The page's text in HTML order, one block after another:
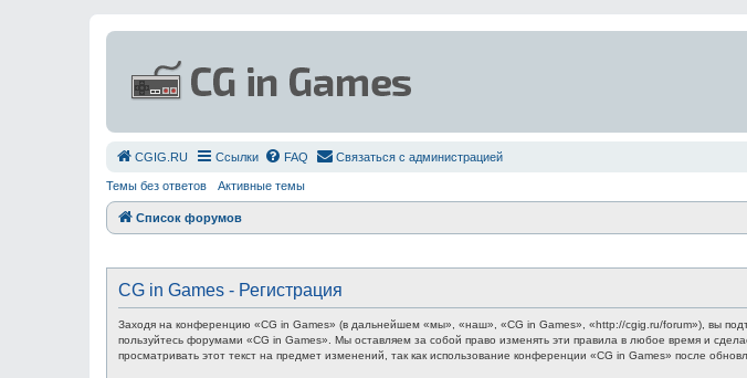
СGIG.RU Ссылки FAQ Связаться с администрацией
Темы без ответов Активные темы
Список форумов
CG in Games - Регистрация
Заходя на конференцию «CG in Games» (в дальнейшем «мы», «наш», «CG in Games», «http://cgig.ru/forum»), вы
пользуйтесь форумами «CG in Games». Мы оставляем за собой право изменять эти правила в любое время и
просматривать этот текст на предмет изменений, так как использование конференции «CG in Games» после